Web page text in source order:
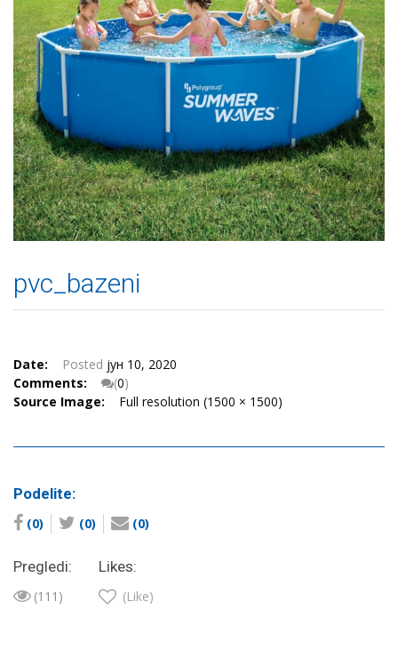
pvc_bazeni
Date: Posted јун 10, 2020
Comments:
(0)
Source Image:
Full resolution (1500 × 1500)
Podelite:
(0) (0) (0)
Pregledi:
(111)
Likes:
(Like)